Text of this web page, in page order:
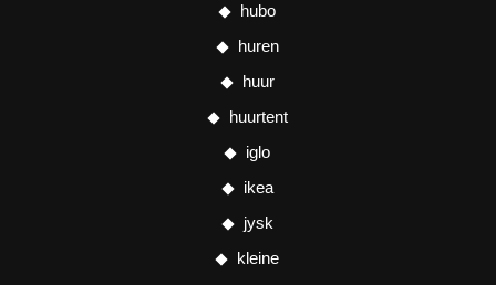
hubo
huren
huur
huurtent
iglo
ikea
jysk
kleine